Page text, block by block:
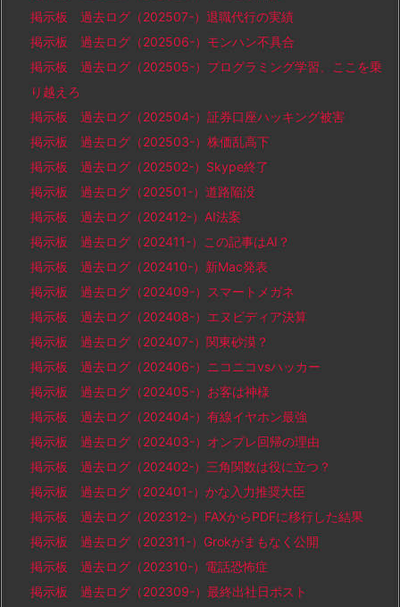
掲示板 過去ログ（202507-）退職代行の実績
掲示板 過去ログ（202506-）モンハン不具合
掲示板 過去ログ（202505-）プログラミング学習、ここを乗
り越えろ
掲示板 過去ログ（202504-）証券口座ハッキング被害
掲示板 過去ログ（202503-）株価乱高下
掲示板 過去ログ（202502-）Skype終了
掲示板 過去ログ（202501-）道路陥没
掲示板 過去ログ（202412-）AI法案
掲示板 過去ログ（202411-）この記事はAI？
掲示板 過去ログ（202410-）新Mac発表
掲示板 過去ログ（202409-）スマートメガネ
掲示板 過去ログ（202408-）エヌビディア決算
掲示板 過去ログ（202407-）関東砂漠？
掲示板 過去ログ（202406-）ニコニコvsハッカー
掲示板 過去ログ（202405-）お客は神様
掲示板 過去ログ（202404-）有線イヤホン最強
掲示板 過去ログ（202403-）オンプレ回帰の理由
掲示板 過去ログ（202402-）三角関数は役に立つ？
掲示板 過去ログ（202401-）かな入力推奨大臣
掲示板 過去ログ（202312-）FAXからPDFに移行した結果
掲示板 過去ログ（202311-）Grokがまもなく公開
掲示板 過去ログ（202310-）電話恐怖症
掲示板 過去ログ（202309-）最終出社日ポスト